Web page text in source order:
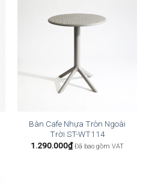
Bàn Cafe Nhựa Tròn Ngoài
Trời ST-WT114
1.290.000₫ Đã bao gồm VAT